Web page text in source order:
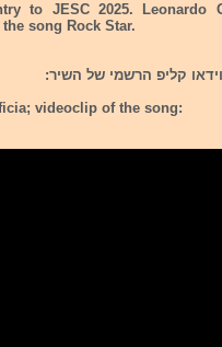
to JESC 2025. Leonardo
song Rock Star.
קליפ הרשמי של השיר:
videoclip of the song: